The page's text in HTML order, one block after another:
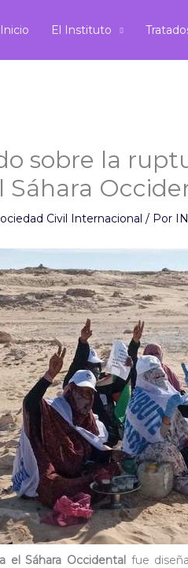
Inicio El Instituto
sobre la
Sáhara
Civil Internacional / Por
el Sáhara Occidental fue